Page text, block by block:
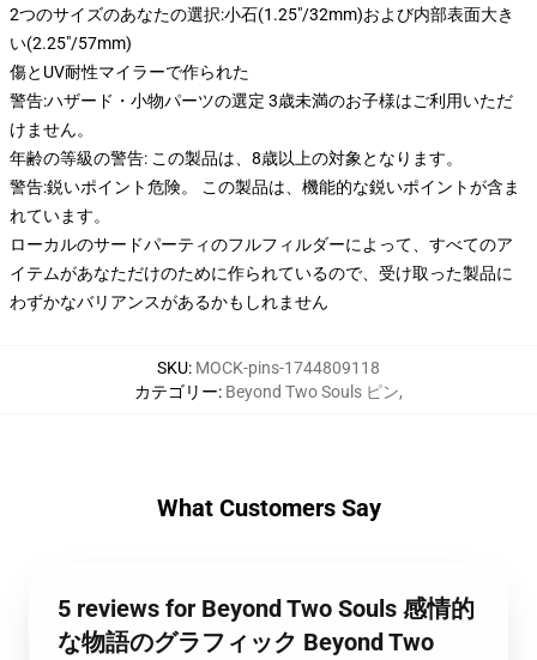
2つのサイズのあなたの選択:小石(1.25"/32mm)および内部表面大き
い(2.25"/57mm)
傷とUV耐性マイラーで作られた
警告:ハザード・小物パーツの選定 3歳未満のお子様はご利用いただ
けません。
年齢の等級の警告: この製品は、8歳以上の対象となります。
警告:鋭いポイント危険。 この製品は、機能的な鋭いポイントが含ま
れています。
ローカルのサードパーティのフルフィルダーによって、すべてのア
イテムがあなただけのために作られているので、受け取った製品に
わずかなバリアンスがあるかもしれません
SKU: MOCK-pins-1744809118
カテゴリー: Beyond Two Souls ピン,
What Customers Say
5 reviews for Beyond Two Souls 感情的
な物語のグラフィック Beyond Two